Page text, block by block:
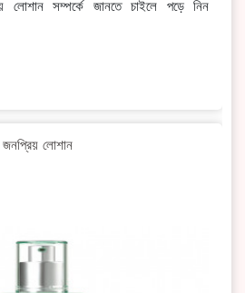
লোশান সম্পর্কে জানতে চাইলে পড়ে নিন
জনপ্রিয় লোশান